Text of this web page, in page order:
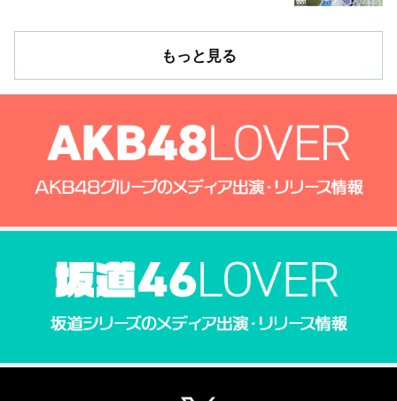
もっと見る